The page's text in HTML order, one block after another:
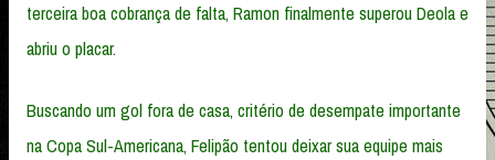
terceira boa cobrança de falta, Ramon finalmente superou Deola e
abriu o placar.
Buscando um gol fora de casa, critério de desempate importante
na Copa Sul-Americana, Felipão tentou deixar sua equipe mais